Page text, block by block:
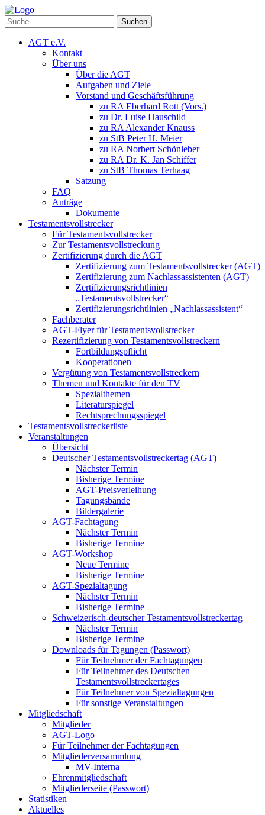
Suchen
AGT e.V.
Kontakt
Über uns
Über die AGT
Aufgaben und Ziele
Vorstand und Geschäftsführung
zu RA Eberhard Rott (Vors.)
zu Dr. Luise Hauschild
zu RA Alexander Knauss
zu StB Peter H. Meier
zu RA Norbert Schönleber
zu RA Dr. K. Jan Schiffer
zu StB Thomas Terhaag
Satzung
FAQ
Anträge
Dokumente
Testamentsvollstrecker
Für Testamentsvollstrecker
Zur Testamentsvollstreckung
Zertifizierung durch die AGT
Zertifizierung zum Testamentsvollstrecker (AGT)
Zertifizierung zum Nachlassassistenten (AGT)
Zertifizierungsrichtlinien
„Testamentsvollstrecker“
Zertifizierungsrichtlinien „Nachlassassistent“
Fachberater
AGT-Flyer für Testamentsvollstrecker
Rezertifizierung von Testamentsvollstreckern
Fortbildungspflicht
Kooperationen
Vergütung von Testamentsvollstreckern
Themen und Kontakte für den TV
Spezialthemen
Literaturspiegel
Rechtsprechungsspiegel
Testamentsvollstreckerliste
Veranstaltungen
Übersicht
Deutscher Testamentsvollstreckertag (AGT)
Nächster Termin
Bisherige Termine
AGT-Preisverleihung
Tagungsbände
Bildergalerie
AGT-Fachtagung
Nächster Termin
Bisherige Termine
AGT-Workshop
Neue Termine
Bisherige Termine
AGT-Spezialtagung
Nächster Termin
Bisherige Termine
Schweizerisch-deutscher Testamentsvollstreckertag
Nächster Termin
Bisherige Termine
Downloads für Tagungen (Passwort)
Für Teilnehmer der Fachtagungen
Für Teilnehmer des Deutschen
Testamentsvollstreckertages
Für Teilnehmer von Spezialtagungen
Für sonstige Veranstaltungen
Mitgliedschaft
Mitglieder
AGT-Logo
Für Teilnehmer der Fachtagungen
Mitgliederversammlung
MV-Interna
Ehrenmitgliedschaft
Mitgliederseite (Passwort)
Statistiken
Aktuelles